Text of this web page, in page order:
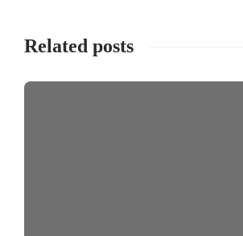
Related posts